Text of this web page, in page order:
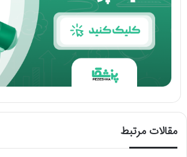
مقالات مرتبط